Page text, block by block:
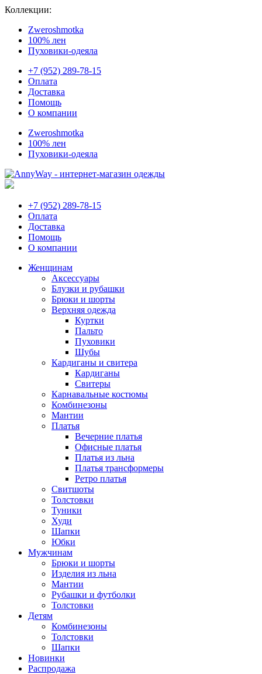
Коллекции:
Zweroshmotka
100% лен
Пуховики-одеяла
+7 (952) 289-78-15
Оплата
Доставка
Помощь
О компании
Zweroshmotka
100% лен
Пуховики-одеяла
+7 (952) 289-78-15
Оплата
Доставка
Помощь
О компании
Женщинам
Аксессуары
Блузки и рубашки
Брюки и шорты
Верхняя одежда
Куртки
Пальто
Пуховики
Шубы
Кардиганы и свитера
Кардиганы
Свитеры
Карнавальные костюмы
Комбинезоны
Мантии
Платья
Вечерние платья
Офисные платья
Платья из льна
Платья трансформеры
Ретро платья
Свитшоты
Толстовки
Туники
Худи
Шапки
Юбки
Мужчинам
Брюки и шорты
Изделия из льна
Мантии
Рубашки и футболки
Толстовки
Детям
Комбинезоны
Толстовки
Шапки
Новинки
Распродажа